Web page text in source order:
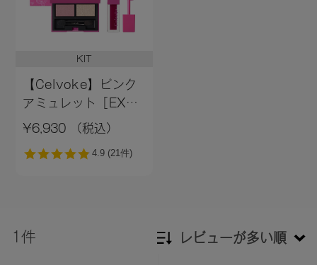
KIT
【Celvoke】ピンク
アミュレット［EX01
～EX02］＜限定品＞
¥6,930 （税込）
1件 レビューが多い順